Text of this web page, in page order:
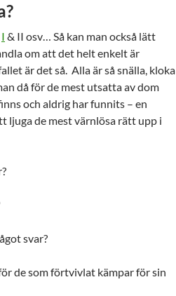
I & II osv… Så kan man också lätt
om att det helt enkelt är
är det så. Alla är så snälla, kloka
då för de mest utsatta av dom
och aldrig har funnits – en
ljuga de mest värnlösa rätt upp i
svar?
de som förtvivlat kämpar för sin